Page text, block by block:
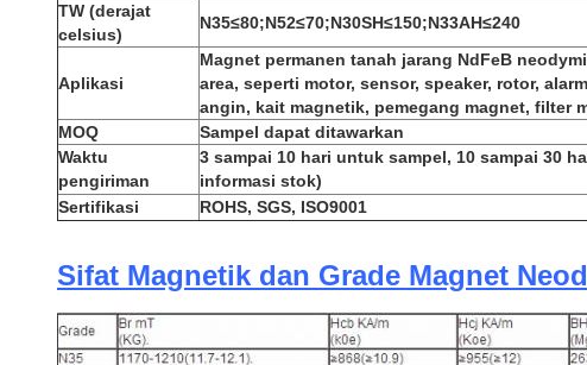
TW (derajat
celsius)
N35≤80;N52≤70;N30SH≤150;N33AH≤240
Aplikasi
Magnet permanen tanah jarang NdFeB
area, seperti motor, sensor, speaker, rotor,
angin, kait magnetik, pemegang magnet, filter
MOQ
Sampel dapat ditawarkan
Waktu
pengiriman
3 sampai 10 hari untuk sampel, 10 sampai 30
informasi stok)
Sertifikasi
ROHS, SGS, ISO9001
Sifat Magnetik dan Grade Magnet